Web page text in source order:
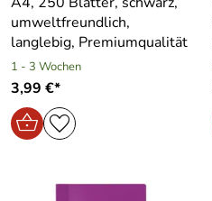
umweltfreundlich,
langlebig, Premiumqualität
1 - 3 Wochen
3,99 €*